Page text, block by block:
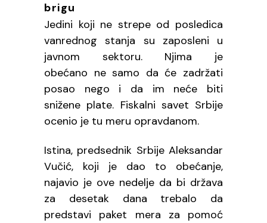
brigu
Jedini koji ne strepe od posledica
vanrednog stanja su zaposleni u
javnom sektoru. Njima je
obećano ne samo da će zadržati
posao nego i da im neće biti
snižene plate. Fiskalni savet Srbije
ocenio je tu meru opravdanom.
Istina, predsednik Srbije Aleksandar
Vučić, koji je dao to obećanje,
najavio je ove nedelje da bi država
za desetak dana trebalo da
predstavi paket mera za pomoć